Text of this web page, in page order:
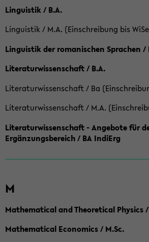
Linguistik / B.A.
Linguistik / M.A. (Einschreibung bis
Linguistik der romanischen Sprachen /
Literaturwissenschaft / B.A.
Literaturwissenschaft / Ba
Literaturwissenschaft / M.A.
Literaturwissenschaft - Angebote für
Ergänzungsbereich / BA IndiErg
M
Mathematical and Theoretical Physics /
Mathematical Economics / M.Sc.